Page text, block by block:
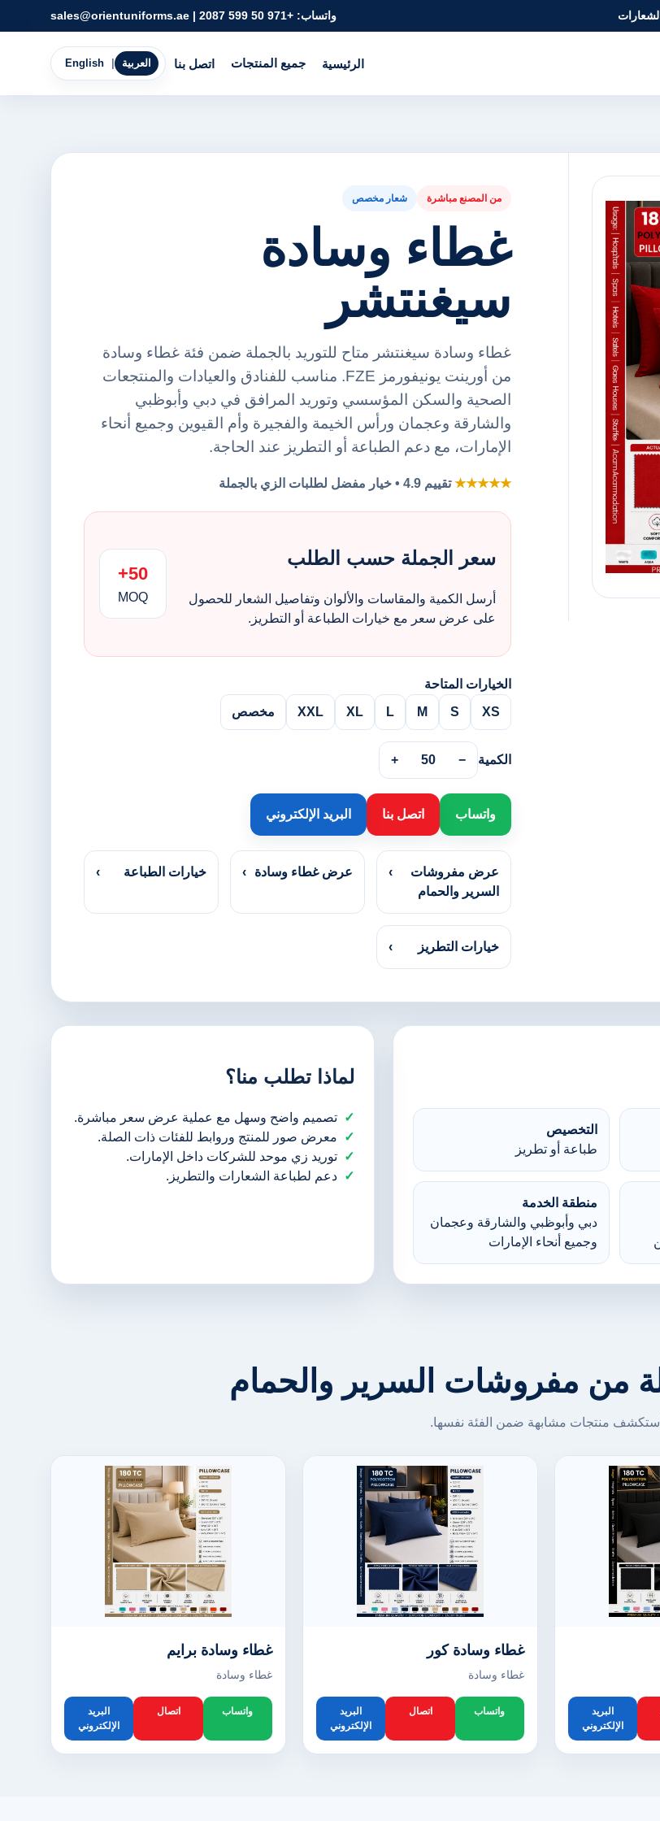
واتساب: +971 50 599 2087
|
sales@orientuniforms.ae
الرئيسية جميع المنتجات اتصل بنا English العربية
من المصنع مباشرة شعار مخصص
غطاء وسادة
سيغنتشر
غطاء وسادة سيغنتشر متاح للتوريد بالجملة ضمن فئة غطاء وسادة
من أورينت يونيفورمز FZE. مناسب للفنادق والعيادات والمنتجعات
الصحية والسكن المؤسسي وتوريد المرافق في دبي وأبوظبي
والشارقة وعجمان ورأس الخيمة والفجيرة وأم القيوين وجميع أنحاء
الإمارات، مع دعم الطباعة أو التطريز عند الحاجة.
★★★★★تقييم 4.9 • خيار مفضل لطلبات الزي بالجملة
سعر الجملة حسب الطلب
أرسل الكمية والمقاسات والألوان وتفاصيل الشعار للحصول
على عرض سعر مع خيارات الطباعة أو التطريز.
50+
MOQ
الخيارات المتاحة
XS
S
M
L
XL
XXL مخصص
الكمية −
50
+
واتساب اتصل بنا البريد الإلكتروني
عرض مفروشات
السرير والحمام
› عرض غطاء وسادة › خيارات الطباعة ›
خيارات التطريز ›
التخصيص
طباعة أو تطريز
منطقة الخدمة
دبي وأبوظبي والشارقة وعجمان
وجميع أنحاء الإمارات
لماذا تطلب منا؟
تصميم واضح وسهل مع عملية عرض سعر مباشرة.
معرض صور للمنتج وروابط للفئات ذات الصلة.
توريد زي موحد للشركات داخل الإمارات.
دعم لطباعة الشعارات والتطريز.
من مفروشات السرير والحمام
استكشف منتجات مشابهة ضمن الفئة نفسها.
البريد
الإلكتروني
غطاء وسادة كور
غطاء وسادة
واتساب اتصال
البريد
الإلكتروني
غطاء وسادة برايم
غطاء وسادة
واتساب اتصال
البريد
الإلكتروني